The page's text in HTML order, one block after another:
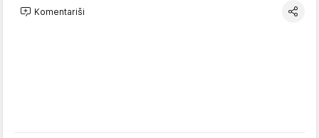
Komentariši